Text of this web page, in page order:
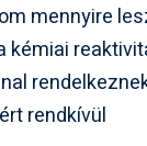
mennyire
kémiai
rendkívül